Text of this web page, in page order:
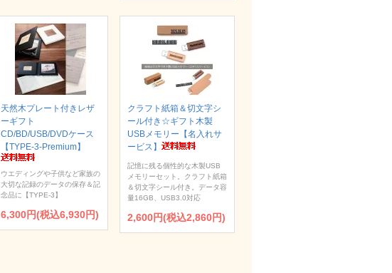
天然木プレート付きレザ
ーギフト
CD/BD/USB/DVDケース
【TYPE-3-Premium】
ウエディングや子供など家族の
大切な記録のデータの保存＆記
念品に【TYPE-3】
6,300円(税込6,930円)
クラフト紙箱＆切文字シ
ール付き☆ギフト木製
USBメモリー【名入れサ
ービス】
記憶に残る個性的な木製USB
メモリーセット。クラフト紙箱
＆切文字シール付き。データ容
量16GB、USB3.0対応
2,600円(税込2,860円)